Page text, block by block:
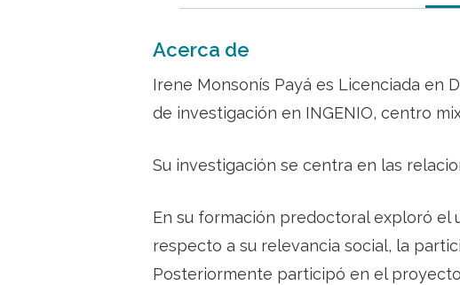
Acerca de
Irene Monsonís Payá es Licenciada en
de investigación en INGENIO, centro
Su investigación se centra en las
En su formación predoctoral exploró el
respecto a su relevancia social, la
Posteriormente participó en el